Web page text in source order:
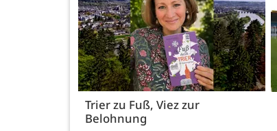
Trier zu Fuß, Viez zur
Belohnung